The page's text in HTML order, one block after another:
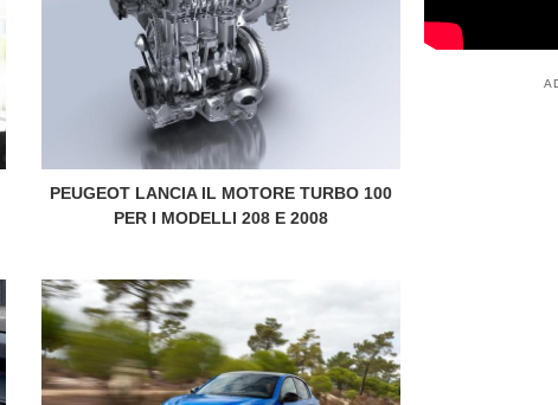
PEUGEOT LANCIA IL MOTORE TURBO 100
PER I MODELLI 208 E 2008